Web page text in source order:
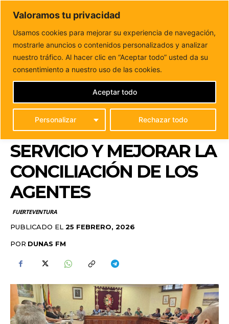
Valoramos tu privacidad
Usamos cookies para mejorar su experiencia de navegación,
mostrarle anuncios o contenidos personalizados y analizar
nuestro tráfico. Al hacer clic en “Aceptar todo” usted da su
consentimiento a nuestro uso de las cookies.
Personalizar Rechazar todo
Aceptar todo
DUNAS FM
Tu informacion de forma cercana
Inicio FUERTEVENTURA
Antigua y Policía Local alcanzan
un acuerdo para garantizar el servicio y...
ANTIGUA Y POLICÍA
LOCAL ALCANZAN UN
ACUERDO PARA
GARANTIZAR EL
SERVICIO Y MEJORAR LA
CONCILIACIÓN DE LOS
AGENTES
FUERTEVENTURA
PUBLICADO EL 25 FEBRERO, 2026
POR DUNAS FM